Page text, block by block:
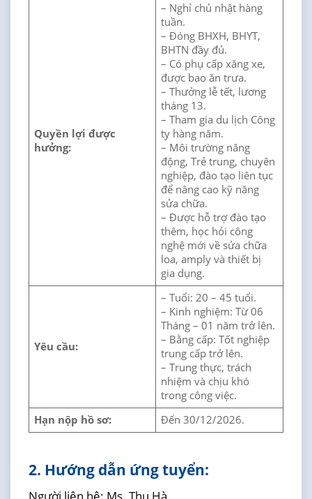
Quyền lợi được
hưởng:
– Nghỉ chủ nhật hàng
tuần.
– Đóng BHXH, BHYT,
BHTN đầy đủ.
– Có phụ cấp xăng xe,
được bao ăn trưa.
– Thưởng lễ tết, lương
tháng 13.
– Tham gia du lịch Công
ty hàng năm.
– Môi trường năng
động, Trẻ trung, chuyên
nghiệp, đào tạo liên tục
để nâng cao kỹ năng
sửa chữa.
– Được hỗ trợ đào tạo
thêm, học hỏi công
nghệ mới về sửa chữa
loa, amply và thiết bị
gia dụng.
Yêu cầu:
– Tuổi: 20 – 45 tuổi.
– Kinh nghiệm: Từ 06
Tháng – 01 năm trở lên.
– Bằng cấp: Tốt nghiệp
trung cấp trở lên.
– Trung thực, trách
nhiệm và chịu khó
trong công việc.
Hạn nộp hồ sơ:
Đến 30/12/2026.
2. Hướng dẫn ứng tuyển:
Người liên hệ: Ms. Thu Hà